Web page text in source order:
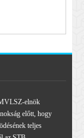
elnök
előtt, hogy
teljes